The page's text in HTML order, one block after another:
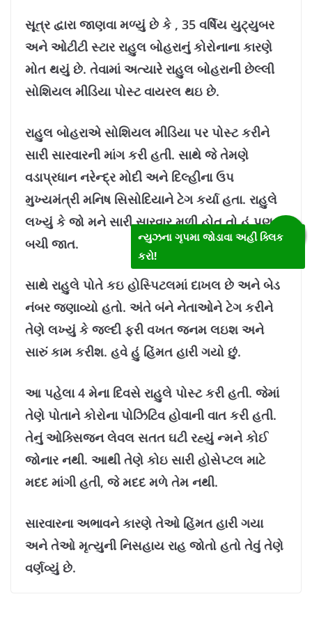
સૂત્ર દ્વારા જાણવા મળ્યું છે કે , 35 વર્ષિય યુટ્યુબર
અને ઓટીટી સ્ટાર રાહુલ બોહરાનું કોરોનાના કારણે
મોત થયું છે. તેવામાં અત્યારે રાહુલ બોહરાની છેલ્લી
સોશિયલ મીડિયા પોસ્ટ વાયરલ થઇ છે.
રાહુલ બોહરાએ સોશિયલ મીડિયા પર પોસ્ટ કરીને
સારી સારવારની માંગ કરી હતી. સાથે જે તેમણે
વડાપ્રધાન નરેન્દ્ર મોદી અને દિલ્હીના ઉપ
મુખ્યમંત્રી મનિષ સિસોદિયાને ટેગ કર્યા હતા. રાહુલે
લખ્યું કે જો મને સારી સારવાર મળી હોત તો હું પણ
બચી જાત.
સાથે રાહુલે પોતે કઇ હોસ્પિટલમાં દાખલ છે અને બેડ
નંબર જણાવ્યો હતો. અંતે બંને નેતાઓને ટેગ કરીને
તેણે લખ્યું કે જલ્દી ફરી વખત જનમ લઇશ અને
સારું કામ કરીશ. હવે હું હિંમત હારી ગયો છું.
આ પહેલા 4 મેના દિવસે રાહુલે પોસ્ટ કરી હતી. જેમાં
તેણે પોતાને કોરોના પોઝિટિવ હોવાની વાત કરી હતી.
તેનું ઓક્સિજન લેવલ સતત ઘટી રહ્યું ન્મને કોઈ
જોનાર નથી. આથી તેણે કોઇ સારી હોસેપ્ટલ માટે
મદદ માંગી હતી, જે મદદ મળે તેમ નથી.
સારવારના અભાવને કારણે તેઓ હિંમત હારી ગયા
અને તેઓ મૃત્યુની નિસહાય રાહ જોતો હતો તેવું તેણે
વર્ણવ્યું છે.
ન્યુઝના ગૃપમા જોડાવા અહીં ક્લિક
કરો!